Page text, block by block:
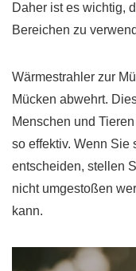
Daher ist es wichtig,
Bereichen zu
Wärmestrahler zur
Mücken abwehrt.
Menschen und
so effektiv. Wenn Sie
entscheiden, stellen
nicht umgestoßen
kann.